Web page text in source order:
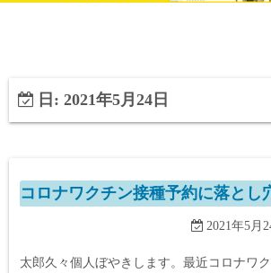
日: 2021年5月24日
コロナワクチン接種予約に落とし
2021年5月
太郎久々個人ぼやきします。最近コロナワ